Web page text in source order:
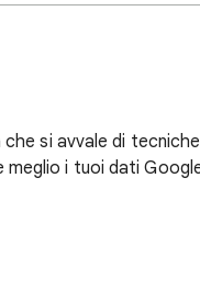
si avvale di
i tuoi dati